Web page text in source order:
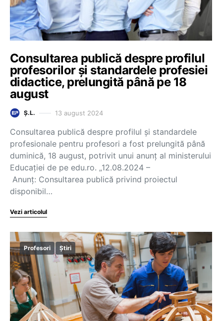
Consultarea publică despre profilul
profesorilor și standardele profesiei
didactice, prelungită până pe 18
august
Ș.L. 13 august 2024
Consultarea publică despre profilul și standardele
profesionale pentru profesori a fost prelungită până
duminică, 18 august, potrivit unui anunț al ministerului
Educației de pe edu.ro. „12.08.2024 –
Anunț: Consultarea publică privind proiectul
disponibil…
Vezi articolul
Profesori Știri